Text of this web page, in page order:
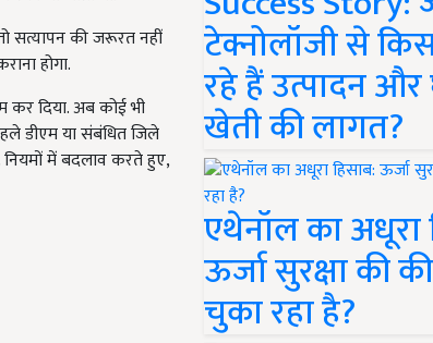
सत्यापन की जरूरत नहीं
होगा.
कर दिया. अब कोई भी
डीएम या संबंधित जिले
में बदलाव करते हुए,
टेक्नोलॉजी से
रहे हैं उत्पादन और
खेती की लागत?
एथेनॉल का अधूरा
ऊर्जा सुरक्षा की
चुका रहा है?